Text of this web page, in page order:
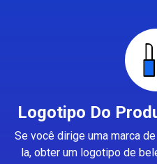
Logotipo Do
Se você dirige uma marca
la, obter um logotipo de